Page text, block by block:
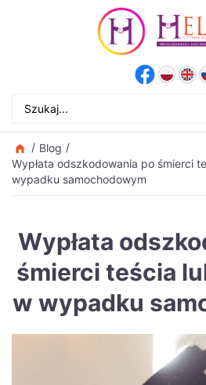
Blog
Wypłata odszkodowania po śmierci
wypadku samochodowym
Wypłata
śmierci teścia
w wypadku